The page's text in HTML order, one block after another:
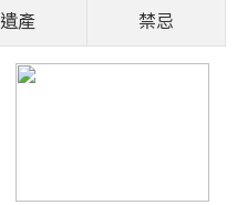
遺產 禁忌